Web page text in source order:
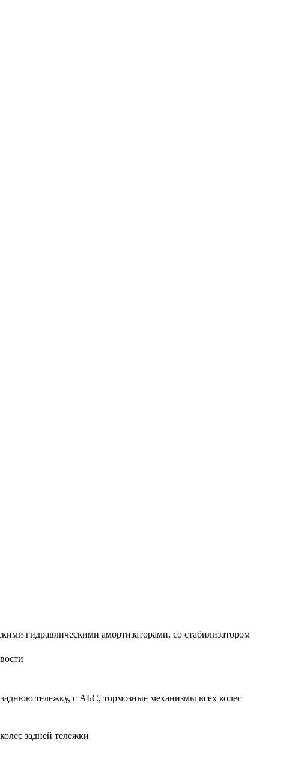
гидравлическими амортизаторами, со стабилизатором
тележку, с АБС, тормозные механизмы всех колес
задней тележки